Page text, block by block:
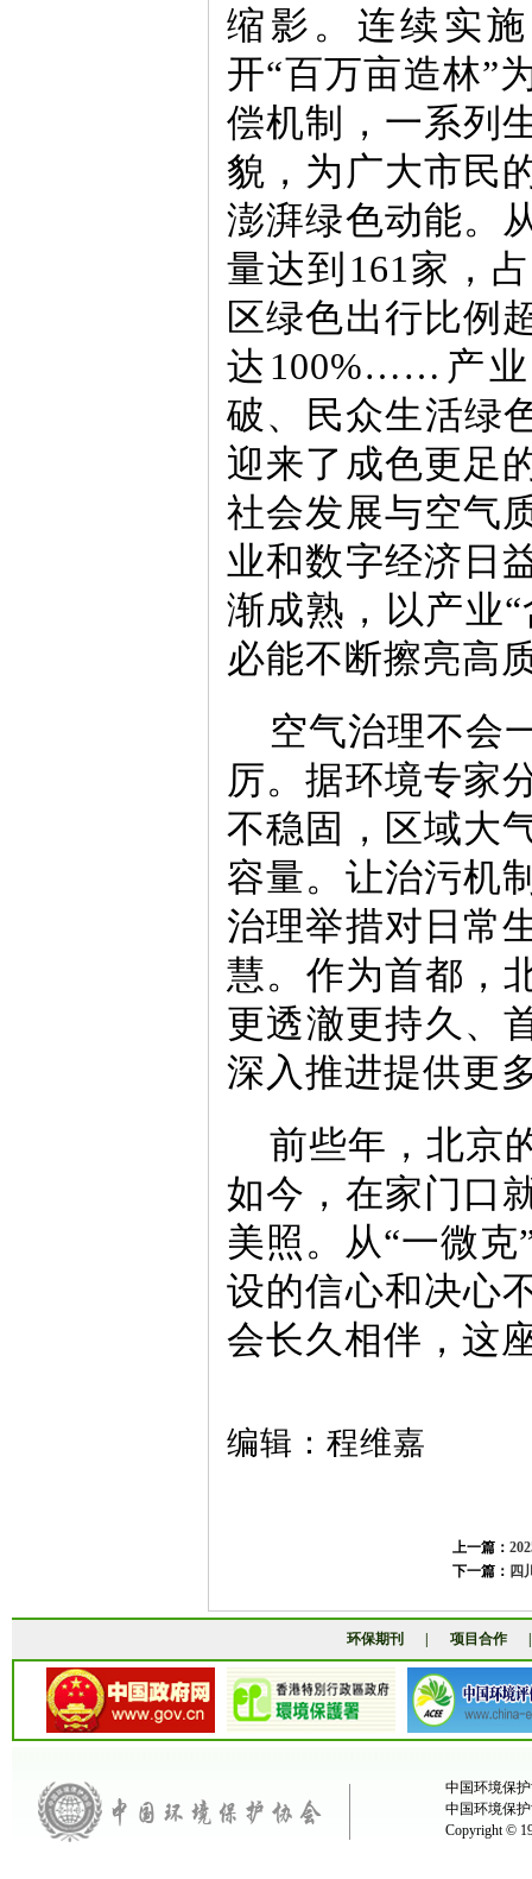
缩影。连续实
开“百万亩造林”
偿机制，一系列
貌，为广大市民
澎湃绿色动能。
量达到161家，
区绿色出行比例
达100%……产
破、民众生活绿
迎来了成色更足
社会发展与空气
业和数字经济日
渐成熟，以产业
必能不断擦亮高
空气治理不会
厉。据环境专家
不稳固，区域大
容量。让治污机
治理举措对日常
慧。作为首都，
更透澈更持久、
深入推进提供更
前些年，北京
如今，在家门口
美照。从“一微
设的信心和决心
会长久相伴，这
编辑：程维嘉
上一篇：
下一篇： 四
环保期刊 项目合作
中国环境保
中国环境保
Copyright ©